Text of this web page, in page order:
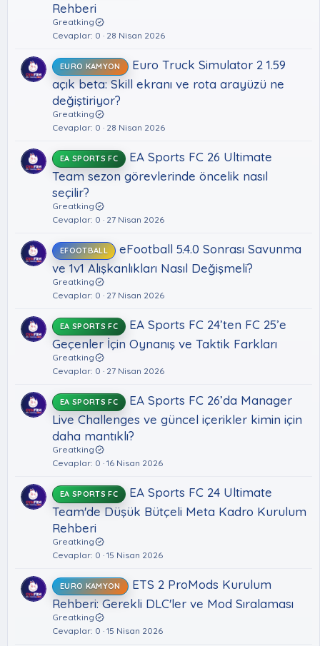
Rehberi
Greatking
Cevaplar 0 28 Nisan 2026
EURO KAMYON
Euro Truck Simulator 2 1.59
açık beta: Skill ekranı ve rota arayüzü ne
değiştiriyor?
Greatking
Cevaplar 0 28 Nisan 2026
EA SPORTS FC
EA Sports FC 26 Ultimate
Team sezon görevlerinde öncelik nasıl
seçilir?
Greatking
Cevaplar 0 27 Nisan 2026
EFOOTBALL
eFootball 5.4.0 Sonrası Savunma
ve 1v1 Alışkanlıkları Nasıl Değişmeli?
Greatking
Cevaplar 0 27 Nisan 2026
EA SPORTS FC
EA Sports FC 24’ten FC 25’e
Geçenler İçin Oynanış ve Taktik Farkları
Greatking
Cevaplar 0 27 Nisan 2026
EA SPORTS FC
EA Sports FC 26’da Manager
Live Challenges ve güncel içerikler kimin için
daha mantıklı?
Greatking
Cevaplar 0 16 Nisan 2026
EA SPORTS FC
EA Sports FC 24 Ultimate
Team'de Düşük Bütçeli Meta Kadro Kurulum
Rehberi
Greatking
Cevaplar 0 15 Nisan 2026
EURO KAMYON
ETS 2 ProMods Kurulum
Rehberi: Gerekli DLC'ler ve Mod Sıralaması
Greatking
Cevaplar 0 15 Nisan 2026